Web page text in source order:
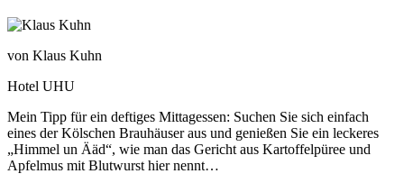
von Klaus Kuhn
Hotel UHU
Mein Tipp für ein deftiges Mittagessen: Suchen Sie sich einfach
eines der Kölschen Brauhäuser aus und genießen Sie ein leckeres
„Himmel un Ääd“, wie man das Gericht aus Kartoffelpüree und
Apfelmus mit Blutwurst hier nennt…